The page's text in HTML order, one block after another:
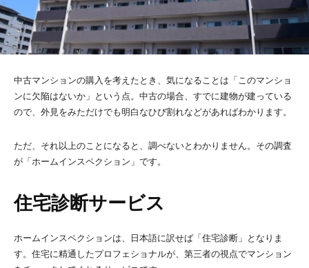
中古マンションの購入を考えたとき、気になることは「このマンショ
ンに欠陥はないか」という点。中古の場合、すでに建物が建っている
ので、外見をみただけでも明白なひび割れなどがあればわかります。
ただ、それ以上のことになると、調べないとわかりません。その調査
が「ホームインスペクション」です。
住宅診断サービス
ホームインスペクションは、日本語に訳せば「住宅診断」となりま
す。住宅に精通したプロフェショナルが、第三者の視点でマンション